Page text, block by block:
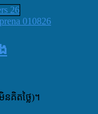
គិតថ្លៃ)។